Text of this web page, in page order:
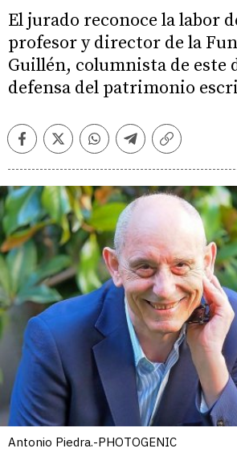
El jurado reconoce la labor
profesor y director de la
Guillén, columnista de este
defensa del patrimonio
FacebookTwitterWhatsappTelegramCopiar
Antonio Piedra.-PHOTOGENIC